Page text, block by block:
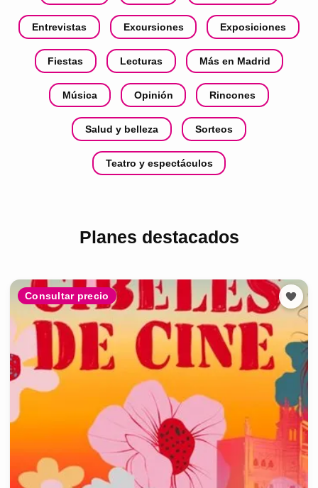
Entrevistas Excursiones Exposiciones
Fiestas Lecturas Más en Madrid
Música Opinión Rincones
Salud y belleza Sorteos
Teatro y espectáculos
Planes destacados
Consultar precio